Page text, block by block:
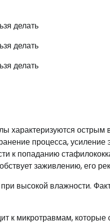
характеризуются острым
процесса, усиление
к попаданию
заживлению, его
высокой влажности.
к микротравмам,